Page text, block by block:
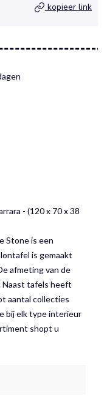
kopieer link
- (120 x 70 x 38
Stone is een
is gemaakt
afmeting van de
Naast tafels heeft
aantal collecties
bij elk type interieur
shopt u